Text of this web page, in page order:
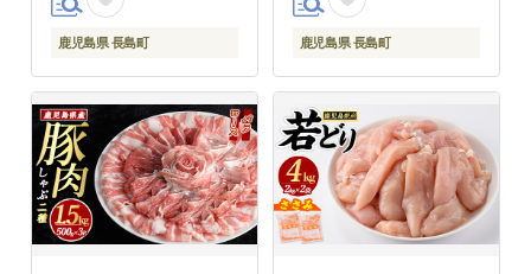
鹿児島県 長島町
長島町 特産品 ブランド
ぶり 鰤 ブリ 切り身 真
ぶ しゃぶしゃぶ 魚 魚
介 人気 ランキング 年
末年始発送 【JFA】
_jfa-1630-07
鹿児島県 長島町